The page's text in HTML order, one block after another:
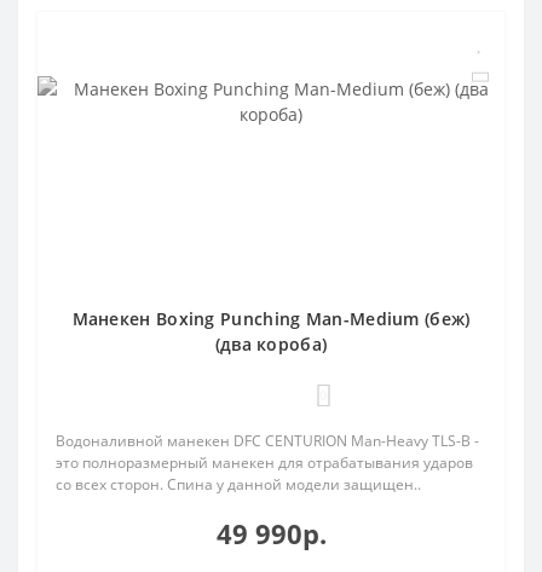
Манекен Boxing Punching Man-Medium (беж)
(два короба)
Водоналивной манекен DFC CENTURION Man-Heavy TLS-B -
это полноразмерный манекен для отрабатывания ударов
со всех сторон. Спина у данной модели защищен..
49 990р.